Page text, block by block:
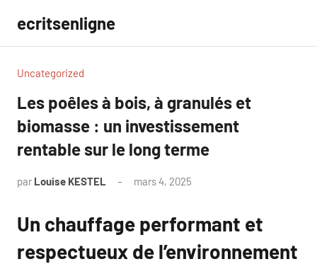
contenu
ecritsenligne
Uncategorized
Les poêles à bois, à granulés et
biomasse : un investissement
rentable sur le long terme
par Louise KESTEL mars 4, 2025
Un chauffage performant et
respectueux de l’environnement